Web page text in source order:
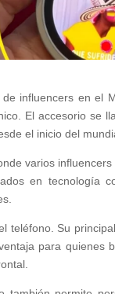
influencers en el
El accesorio se
el inicio del
varios
en tecnología
teléfono. Su
para quienes